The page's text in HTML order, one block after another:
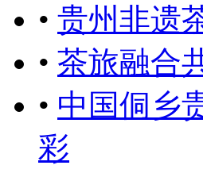
• 贵州非遗
• 茶旅融合
• 中国侗乡
彩